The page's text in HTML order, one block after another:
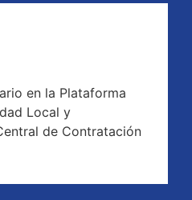
en la Plataforma
Local y
de Contratación